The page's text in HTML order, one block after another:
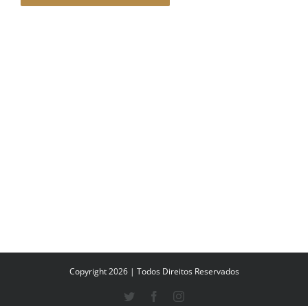
Copyright 2026 | Todos Direitos Reservados
Twitter FacebookInstagram